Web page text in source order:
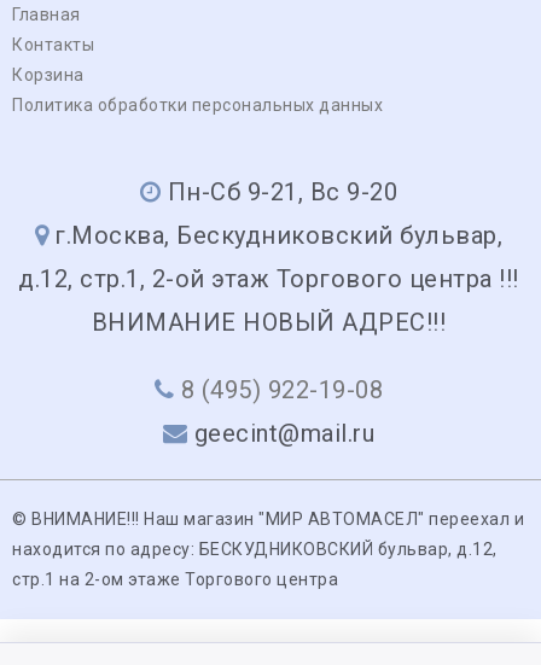
Главная
Контакты
Корзина
Политика обработки персональных данных
Пн-Сб 9-21, Вс 9-20
г.Москва, Бескудниковский бульвар,
д.12, стр.1, 2-ой этаж Торгового центра !!!
ВНИМАНИЕ НОВЫЙ АДРЕС!!!
8 (495) 922-19-08
geecint@mail.ru
© ВНИМАНИЕ!!! Наш магазин "МИР АВТОМАСЕЛ" переехал и
находится по адресу: БЕСКУДНИКОВСКИЙ бульвар, д.12,
стр.1 на 2-ом этаже Торгового центра